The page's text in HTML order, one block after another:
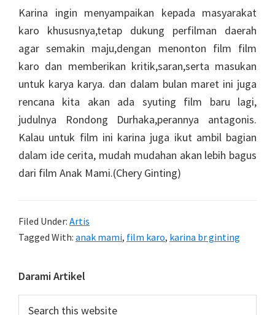
Karina ingin menyampaikan kepada masyarakat
karo khususnya,tetap dukung perfilman daerah
agar semakin maju,dengan menonton film film
karo dan memberikan kritik,saran,serta masukan
untuk karya karya. dan dalam bulan maret ini juga
rencana kita akan ada syuting film baru lagi,
judulnya Rondong Durhaka,perannya antagonis.
Kalau untuk film ini karina juga ikut ambil bagian
dalam ide cerita, mudah mudahan akan lebih bagus
dari film Anak Mami.(Chery Ginting)
Filed Under: Artis
Tagged With: anak mami, film karo, karina br ginting
Primary
Sidebar
Darami Artikel